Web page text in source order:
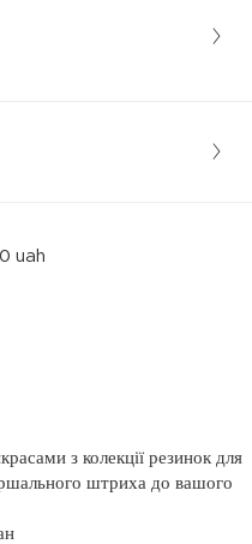
uah
з колекції резинок для
штриха до вашого